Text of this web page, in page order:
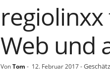
Web und
Von Tom - 12. Februar 2017 -